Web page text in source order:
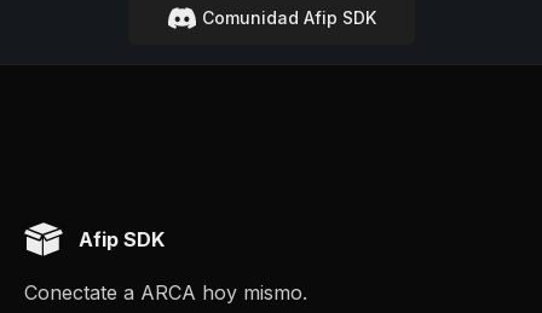
Comunidad Afip SDK
Afip SDK
Conectate a ARCA hoy mismo.